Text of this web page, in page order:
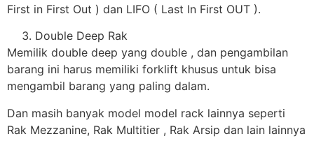
First in First Out ) dan LIFO ( Last In First OUT ).
Double Deep Rak
Memilik double deep yang double , dan pengambilan
barang ini harus memiliki forklift khusus untuk bisa
mengambil barang yang paling dalam.
Dan masih banyak model model rack lainnya seperti
Rak Mezzanine, Rak Multitier , Rak Arsip dan lain lainnya